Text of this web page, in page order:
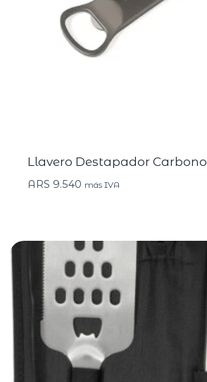
Llavero Destapador Carbono
ARS 9.540 más IVA